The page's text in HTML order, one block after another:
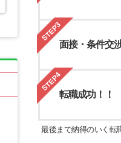
STEP3
面接・条件交
STEP4
転職成功！！
最後まで納得のいく転